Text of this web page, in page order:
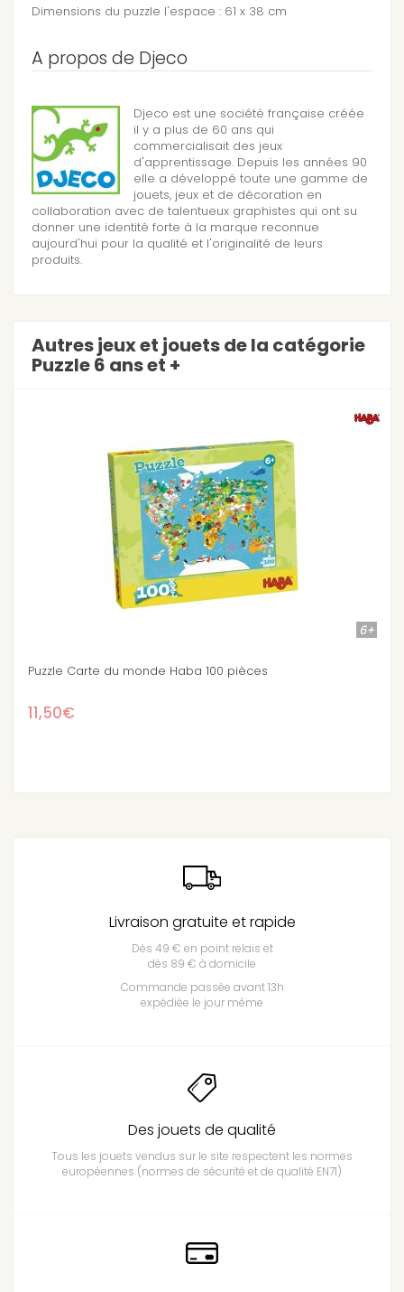
Dimensions du puzzle l'espace : 61 x 38 cm
A propos de Djeco
Djeco est une société française créée
il y a plus de 60 ans qui
commercialisait des jeux
d'apprentissage. Depuis les années 90
elle a développé toute une gamme de
jouets, jeux et de décoration en
collaboration avec de talentueux graphistes qui ont su
donner une identité forte à la marque reconnue
aujourd'hui pour la qualité et l'originalité de leurs
produits.
Autres jeux et jouets de la catégorie
Puzzle 6 ans et +
Puzzle d'observation Djeco 6 ans
Livraison gratuite et rapide
Dès 49 € en point relais et
dès 89 € à domicile
Commande passée avant 13h
expédiée le jour même
Des jouets de qualité
Tous les jouets vendus sur le site respectent les normes
européennes (normes de sécurité et de qualité EN71)